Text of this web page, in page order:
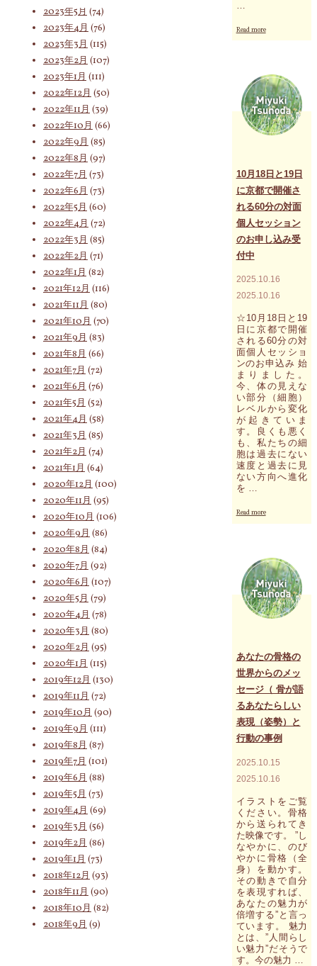
対
Read more
面
個
人
セ
ッ
シ
を
受
け
っ
か
ら"
10月18日と19日
に京都で開催さ
れる60分の対面
個人セッション
のお申し込み受
付中
2025.10.16
2025.10.16
☆10月18日と19
日に京都で開催
される60分の対
面個人セッショ
ンのお申込み 始
まりました。
今、体の見えな
い部分（細胞）
レベルから変化
が起きていま
す。良くも悪く
も、私たちの細
胞は過去にない
速度と過去に見
ない方向へ進化
を …
Read more
と
19
日
に
京
都
催
れ
る
60
の
対
個
人
ッ
シ
ョ
ン
の
お
申
し
込
み
受
付
中"
あなたの骨格の
世界からのメッ
セージ（ 骨が語
るあなたらしい
表現（姿勢）と
行動の事例
2025.10.15
2025.10.16
イラストをご覧
ください。骨格
から送られてき
た映像です。 ”し
なやかに、のび
やかに骨格（全
身）を動かす。
その動きで自分
を表現すれば、
あなたの魅力が
倍増する”と言っ
ています。 魅力
とは、”人間らし
い魅力”だそうで
す。今の魅力 …
2023年5月 (74)
2023年4月 (76)
2023年3月 (115)
2023年2月 (107)
2023年1月 (111)
2022年12月 (50)
2022年11月 (39)
2022年10月 (66)
2022年9月 (85)
2022年8月 (97)
2022年7月 (73)
2022年6月 (73)
2022年5月 (60)
2022年4月 (72)
2022年3月 (85)
2022年2月 (71)
2022年1月 (82)
2021年12月 (116)
2021年11月 (80)
2021年10月 (70)
2021年9月 (83)
2021年8月 (66)
2021年7月 (72)
2021年6月 (76)
2021年5月 (52)
2021年4月 (58)
2021年3月 (85)
2021年2月 (74)
2021年1月 (64)
2020年12月 (100)
2020年11月 (95)
2020年10月 (106)
2020年9月 (86)
2020年8月 (84)
2020年7月 (92)
2020年6月 (107)
2020年5月 (79)
2020年4月 (78)
2020年3月 (80)
2020年2月 (95)
2020年1月 (115)
2019年12月 (130)
2019年11月 (72)
2019年10月 (90)
2019年9月 (111)
2019年8月 (87)
2019年7月 (101)
2019年6月 (88)
2019年5月 (73)
2019年4月 (69)
2019年3月 (56)
2019年2月 (86)
2019年1月 (73)
2018年12月 (93)
2018年11月 (90)
2018年10月 (82)
2018年9月 (9)